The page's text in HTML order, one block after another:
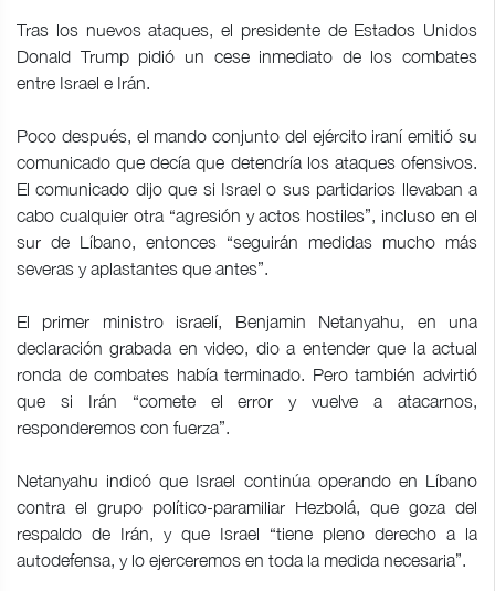
Tras los nuevos ataques, el presidente de Estados Unidos
Donald Trump pidió un cese inmediato de los combates
entre Israel e Irán.
Poco después, el mando conjunto del ejército iraní emitió su
comunicado que decía que detendría los ataques ofensivos.
El comunicado dijo que si Israel o sus partidarios llevaban a
cabo cualquier otra “agresión y actos hostiles”, incluso en el
sur de Líbano, entonces “seguirán medidas mucho más
severas y aplastantes que antes”.
El primer ministro israelí, Benjamin Netanyahu, en una
declaración grabada en video, dio a entender que la actual
ronda de combates había terminado. Pero también advirtió
que si Irán “comete el error y vuelve a atacarnos,
responderemos con fuerza”.
Netanyahu indicó que Israel continúa operando en Líbano
contra el grupo político-paramiliar Hezbolá, que goza del
respaldo de Irán, y que Israel “tiene pleno derecho a la
autodefensa, y lo ejerceremos en toda la medida necesaria”.